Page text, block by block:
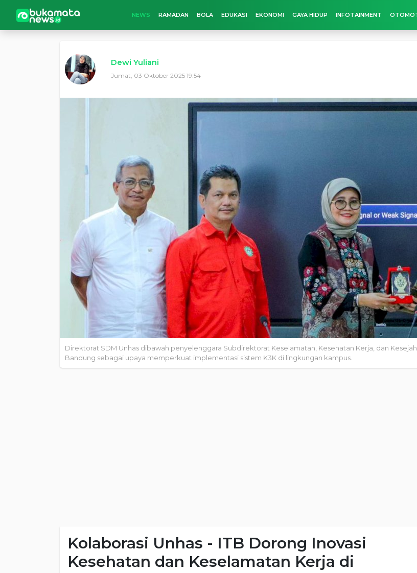
NEWS RAMADAN BOLA EDUKASI EKONOMI GAYA HIDUP INFOTAINMENT
Dewi Yuliani
Jumat, 03 Oktober 2025 19:54
Direktorat SDM Unhas dibawah penyelenggara Subdirektorat Keselamatan, Kesehatan Kerja, dan
Bandung sebagai upaya memperkuat implementasi sistem K3K di lingkungan kampus.
Kolaborasi Unhas - ITB Dorong Inovasi
Kesehatan dan Keselamatan Kerja di